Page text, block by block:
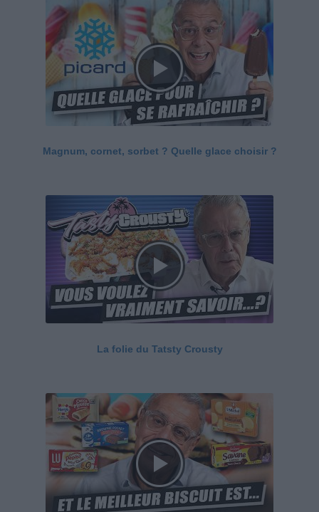
Magnum, cornet, sorbet ? Quelle glace choisir ?
La folie du Tatsty Crousty